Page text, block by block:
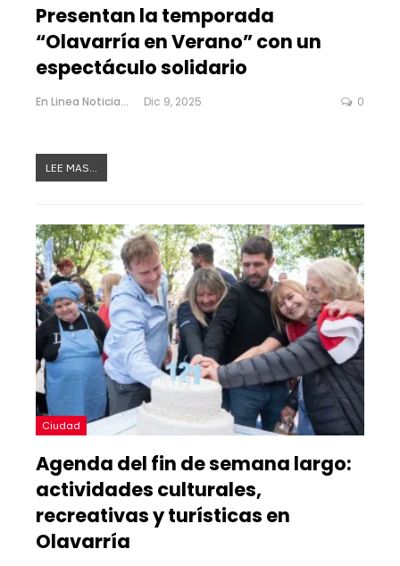
Presentan la temporada
“Olavarría en Verano” con un
espectáculo solidario
En Linea Noticias Dic 9, 2025 0
LEE MAS...
Ciudad
Agenda del fin de semana largo:
actividades culturales,
recreativas y turísticas en
Olavarría